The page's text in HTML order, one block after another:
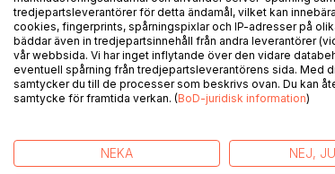
What are your dreams?
Would you like to know how you can
What are your thoughts?
Is there a particular part of your life that
This book will help you move
Read it from page to page or look up
You will always get the answers,
tredjepartsleverantörer för detta ändamål, vilket kan
cookies, fingerprints, spårningspixlar och IP-adresser på
bäddar även in tredjepartsinnehåll från andra leverantörer
vår webbsida. Vi har inget inflytande över den vidare
eventuell spårning från tredjepartsleverantörens sida. Med
samtycker du till de processer som beskrivs ovan. Du kan
samtycke för framtida verkan. (BoD-juridisk information)
NEKA NEJ,